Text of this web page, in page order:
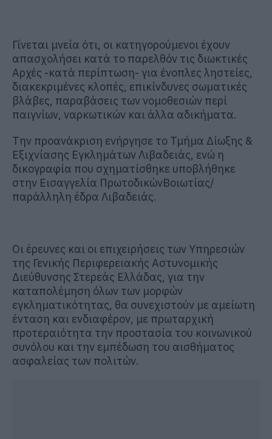
Γίνεται μνεία ότι, οι κατηγορούμενοι έχουν
απασχολήσει κατά το παρελθόν τις διωκτικές
Αρχές -κατά περίπτωση- για ένοπλες ληστείες,
διακεκριμένες κλοπές, επικίνδυνες σωματικές
βλάβες, παραβάσεις των νομοθεσιών περί
παιγνίων, ναρκωτικών και άλλα αδικήματα.
Την προανάκριση ενήργησε το Τμήμα Δίωξης &
Εξιχνίασης ΕγκλημάτωνΛιβαδειάς, ενώ η
δικογραφία που σχηματίσθηκε υποβλήθηκε
στην Εισαγγελία ΠρωτοδικώνΒοιωτίας/
παράλληλη έδρα Λιβαδειάς.
Οι έρευνες και οι επιχειρήσεις των Υπηρεσιών
της Γενικής Περιφερειακής Αστυνομικής
Διεύθυνσης Στερεάς Ελλάδας, για την
καταπολέμηση όλων των μορφών
εγκληματικότητας, θα συνεχιστούν με αμείωτη
ένταση και ενδιαφέρον, με πρωταρχική
προτεραιότητα την προστασία του κοινωνικού
συνόλου και την εμπέδωση του αισθήματος
ασφαλείας των πολιτών.